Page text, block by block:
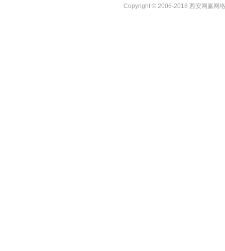
Copyright © 2006-2018 西安网赢网